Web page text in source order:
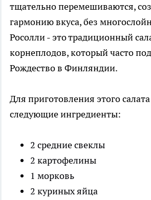
тщательно перемешиваются,
гармонию вкуса, без
Росолли - это традиционный
корнеплодов, который часто
Рождество в Финляндии.
Для приготовления этого
следующие ингредиенты:
2 средние свеклы
2 картофелины
1 морковь
2 куриных яйца